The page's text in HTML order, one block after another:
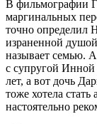
В фильмографии
маргинальных
точно определил
израненной
называет семью.
с супругой Инной
лет, а вот дочь
тоже хотела стать
настоятельно